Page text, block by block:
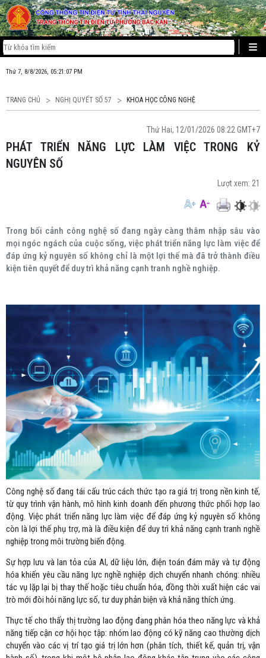
Thứ 7, 8/8/2026, 05:21:07 PM
TRANG CHỦ NGHỊ QUYẾT SỐ 57 KHOA HỌC CÔNG NGHỆ
Thứ Hai, 12/01/2026 08:22 GMT+7
PHÁT TRIỂN NĂNG LỰC LÀM VIỆC TRONG KỶ
NGUYÊN SỐ
Lượt xem: 21
Trong bối cảnh công nghệ số đang ngày càng thâm nhập sâu vào
mọi ngóc ngách của cuộc sống, việc phát triển năng lực làm việc để
đáp ứng kỷ nguyên số không chỉ là một lợi thế mà đã trở thành điều
kiện tiên quyết để duy trì khả năng cạnh tranh nghề nghiệp.
Công nghệ số đang tái cấu trúc cách thức tạo ra giá trị trong nền kinh tế,
từ quy trình vận hành, mô hình kinh doanh đến phương thức phối hợp lao
động. Việc phát triển năng lực làm việc để đáp ứng kỷ nguyên số không
còn là lợi thế phụ trợ, mà là điều kiện để duy trì khả năng cạnh tranh nghề
nghiệp trong môi trường biến động.
Sự hợp lưu và lan tỏa của AI, dữ liệu lớn, điện toán đám mây và tự động
hóa khiến yêu cầu năng lực nghề nghiệp dịch chuyển nhanh chóng: nhiều
tác vụ lặp lại bị thay thế hoặc tiêu chuẩn hóa, đồng thời xuất hiện các vai
trò mới đòi hỏi năng lực số, tư duy phản biện và khả năng thích ứng.
Thực tế cho thấy thị trường lao động đang phân hóa theo năng lực và khả
năng tiếp cận cơ hội học tập: nhóm lao động có kỹ năng cao thường dịch
chuyển vào các vị trí tạo giá trị lớn hơn (phân tích, thiết kế, quản trị, vận